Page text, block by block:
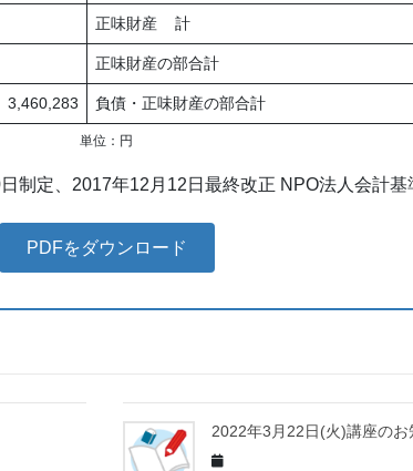
正味財産 計
正味財産の部合計
3,460,283 負債・正味財産の部合計
単位：円
定、2017年12月12日最終改正 NPO法人会計基
PDFをダウンロード
2022年3月22日(火)講座のお